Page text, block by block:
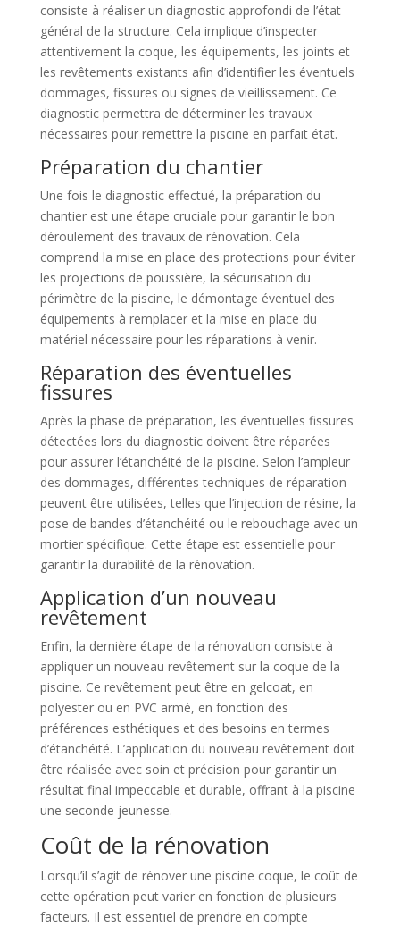
consiste à réaliser un diagnostic approfondi de l’état
général de la structure. Cela implique d’inspecter
attentivement la coque, les équipements, les joints et
les revêtements existants afin d’identifier les éventuels
dommages, fissures ou signes de vieillissement. Ce
diagnostic permettra de déterminer les travaux
nécessaires pour remettre la piscine en parfait état.
Préparation du chantier
Une fois le diagnostic effectué, la préparation du
chantier est une étape cruciale pour garantir le bon
déroulement des travaux de rénovation. Cela
comprend la mise en place des protections pour éviter
les projections de poussière, la sécurisation du
périmètre de la piscine, le démontage éventuel des
équipements à remplacer et la mise en place du
matériel nécessaire pour les réparations à venir.
Réparation des éventuelles
fissures
Après la phase de préparation, les éventuelles fissures
détectées lors du diagnostic doivent être réparées
pour assurer l’étanchéité de la piscine. Selon l’ampleur
des dommages, différentes techniques de réparation
peuvent être utilisées, telles que l’injection de résine, la
pose de bandes d’étanchéité ou le rebouchage avec un
mortier spécifique. Cette étape est essentielle pour
garantir la durabilité de la rénovation.
Application d’un nouveau
revêtement
Enfin, la dernière étape de la rénovation consiste à
appliquer un nouveau revêtement sur la coque de la
piscine. Ce revêtement peut être en gelcoat, en
polyester ou en PVC armé, en fonction des
préférences esthétiques et des besoins en termes
d’étanchéité. L’application du nouveau revêtement doit
être réalisée avec soin et précision pour garantir un
résultat final impeccable et durable, offrant à la piscine
une seconde jeunesse.
Coût de la rénovation
Lorsqu’il s’agit de rénover une piscine coque, le coût de
cette opération peut varier en fonction de plusieurs
facteurs. Il est essentiel de prendre en compte